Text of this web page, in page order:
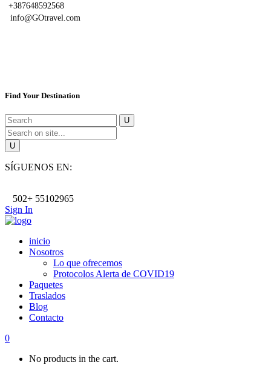
+387648592568
info@GOtravel.com
Find Your Destination
SÍGUENOS EN:
502+ 55102965
Sign In
inicio
Nosotros
Lo que ofrecemos
Protocolos Alerta de COVID19
Paquetes
Traslados
Blog
Contacto
0
No products in the cart.